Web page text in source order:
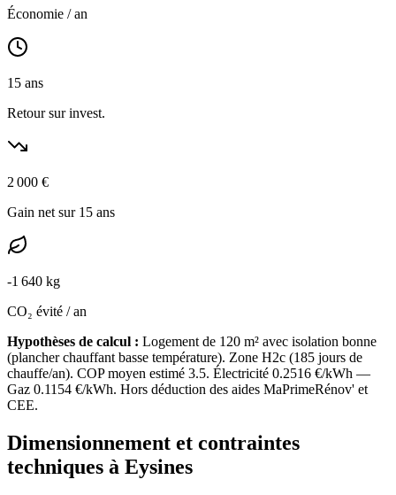
Économie / an
15 ans
Retour sur invest.
2 000 €
Gain net sur 15 ans
-1 640 kg
CO₂ évité / an
Hypothèses de calcul : Logement de 120 m² avec isolation bonne
(plancher chauffant basse température). Zone H2c (185 jours de
chauffe/an). COP moyen estimé 3.5. Électricité 0.2516 €/kWh —
Gaz 0.1154 €/kWh. Hors déduction des aides MaPrimeRénov' et
CEE.
Dimensionnement et contraintes
techniques à Eysines